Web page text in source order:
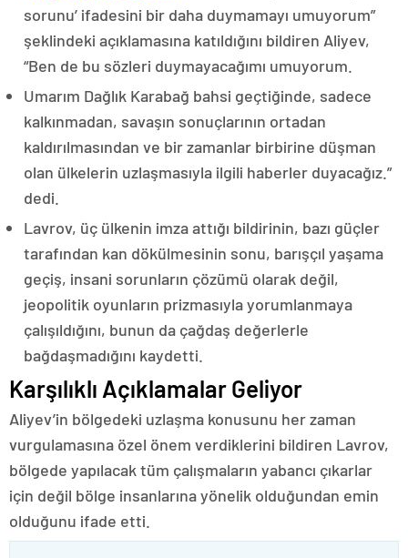
sorunu’ ifadesini bir daha duymamayı umuyorum”
şeklindeki açıklamasına katıldığını bildiren Aliyev,
“Ben de bu sözleri duymayacağımı umuyorum.
Umarım Dağlık Karabağ bahsi geçtiğinde, sadece
kalkınmadan, savaşın sonuçlarının ortadan
kaldırılmasından ve bir zamanlar birbirine düşman
olan ülkelerin uzlaşmasıyla ilgili haberler duyacağız.”
dedi.
Lavrov, üç ülkenin imza attığı bildirinin, bazı güçler
tarafından kan dökülmesinin sonu, barışçıl yaşama
geçiş, insani sorunların çözümü olarak değil,
jeopolitik oyunların prizmasıyla yorumlanmaya
çalışıldığını, bunun da çağdaş değerlerle
bağdaşmadığını kaydetti.
Karşılıklı Açıklamalar Geliyor
Aliyev’in bölgedeki uzlaşma konusunu her zaman
vurgulamasına özel önem verdiklerini bildiren Lavrov,
bölgede yapılacak tüm çalışmaların yabancı çıkarlar
için değil bölge insanlarına yönelik olduğundan emin
olduğunu ifade etti.